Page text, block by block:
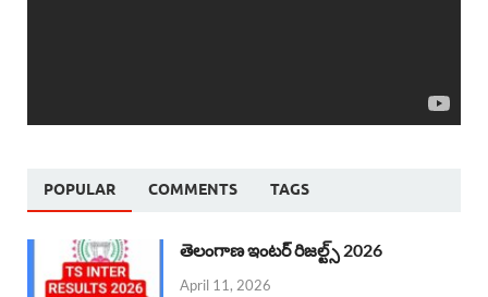
POPULAR COMMENTS TAGS
తెలంగాణ ఇంటర్ రిజల్ట్స్ 2026
April 11, 2026